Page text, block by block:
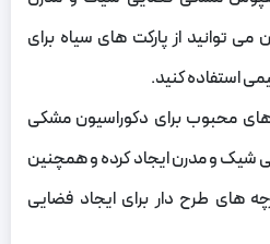
توانید از پارکت‌ های سیاه برای
استفاده کنید.
های محبوب برای دکوراسیون مشکی
شیک و مدرن ایجاد کرده و همچنین
های طرح‌ دار برای ایجاد فضایی